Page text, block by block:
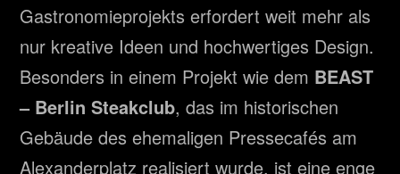
Gastronomieprojekts erfordert weit mehr als
nur kreative Ideen und hochwertiges Design.
Besonders in einem Projekt wie dem BEAST
– Berlin Steakclub, das im historischen
Gebäude des ehemaligen Pressecafés am
Alexanderplatz realisiert wurde, ist eine enge